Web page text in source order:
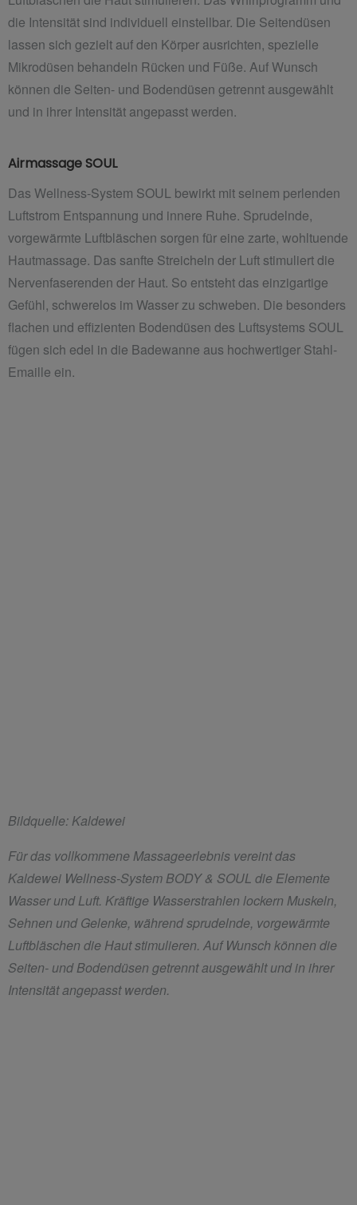
die Intensität sind individuell einstellbar. Die Seitendüsen
lassen sich gezielt auf den Körper ausrichten, spezielle
Mikrodüsen behandeln Rücken und Füße. AufWunsch
können die Seiten- und Bodendüsen getrennt ausgewählt
und in ihrer Intensität angepasst werden.
Airmassage SOUL
Das Wellness-System SOUL bewirkt mit seinem perlenden
Luftstrom Entspannung und innere Ruhe. Sprudelnde,
vorgewärmte Luftbläschen sorgen für eine zarte, wohltuende
Hautmassage. Das sanfte Streicheln der Luft stimuliert die
Nervenfaserenden der Haut. So entsteht das einzigartige
Gefühl, schwerelos im Wasser zu schweben. Die besonders
flachen und effizienten Bodendüsen des Luftsystems SOUL
fügen sich edel in die Badewanne aus hochwertiger Stahl-
Emaille ein.
Bildquelle: Kaldewei
Für das vollkommene Massageerlebnis vereint das
Kaldewei Wellness-System BODY & SOUL die Elemente
Wasser und Luft. Kräftige Wasserstrahlen lockern Muskeln,
Sehnen und Gelenke, während sprudelnde, vorgewärmte
Luftbläschen die Haut stimulieren. Auf Wunsch können die
Seiten- und Bodendüsen getrennt ausgewählt und in ihrer
Intensität angepasst werden.